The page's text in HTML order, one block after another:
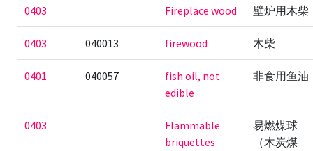
0403 Fireplace wood 壁炉用木柴
0403 040013 firewood 木柴
0401 040057
fish oil, not
edible
非食用鱼油
0403
Flammable
briquettes
易燃煤球
（木炭煤